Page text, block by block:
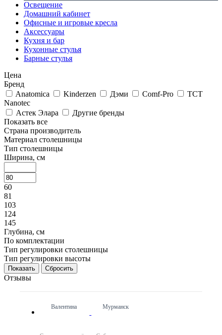
Освещение
Домашний кабинет
Офисные и игровые кресла
Аксессуары
Кухня и бар
Кухонные стулья
Барные стулья
Цена
Бренд
Anatomica
Kinderzen Дэми Comf-Pro
TCT
Nanotec
Астек Элара
Другие бренды
Показать все
Страна производитель
Материал столешницы
Тип столешницы
Ширина, см
60
81
103
124
145
Глубина, см
По комплектации
Тип регулировки столешницы
Тип регулировки высоты
Сбросить
Отзывы
Валентина Мурманск